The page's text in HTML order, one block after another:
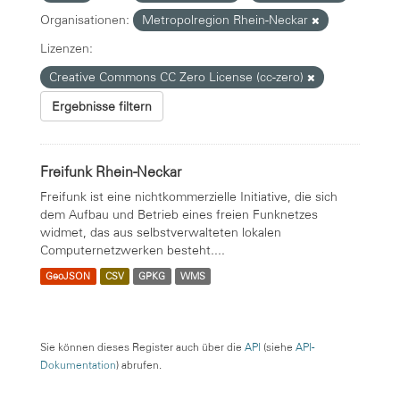
Organisationen:
Metropolregion Rhein-Neckar
Lizenzen:
Creative Commons CC Zero License (cc-zero)
Ergebnisse filtern
Freifunk Rhein-Neckar
Freifunk ist eine nichtkommerzielle Initiative, die sich
dem Aufbau und Betrieb eines freien Funknetzes
widmet, das aus selbstverwalteten lokalen
Computernetzwerken besteht....
GeoJSON CSV GPKG WMS
Sie können dieses Register auch über die API (siehe API-
Dokumentation) abrufen.